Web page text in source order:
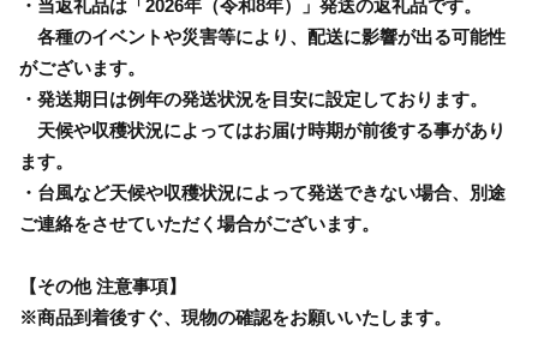
・当返礼品は「2026年（令和8年）」発送の返礼品です。
各種のイベントや災害等により、配送に影響が出る可能性
がございます。
・発送期日は例年の発送状況を目安に設定しております。
天候や収穫状況によってはお届け時期が前後する事があり
ます。
・台風など天候や収穫状況によって発送できない場合、別途
ご連絡をさせていただく場合がございます。
【その他 注意事項】
※商品到着後すぐ、現物の確認をお願いいたします。